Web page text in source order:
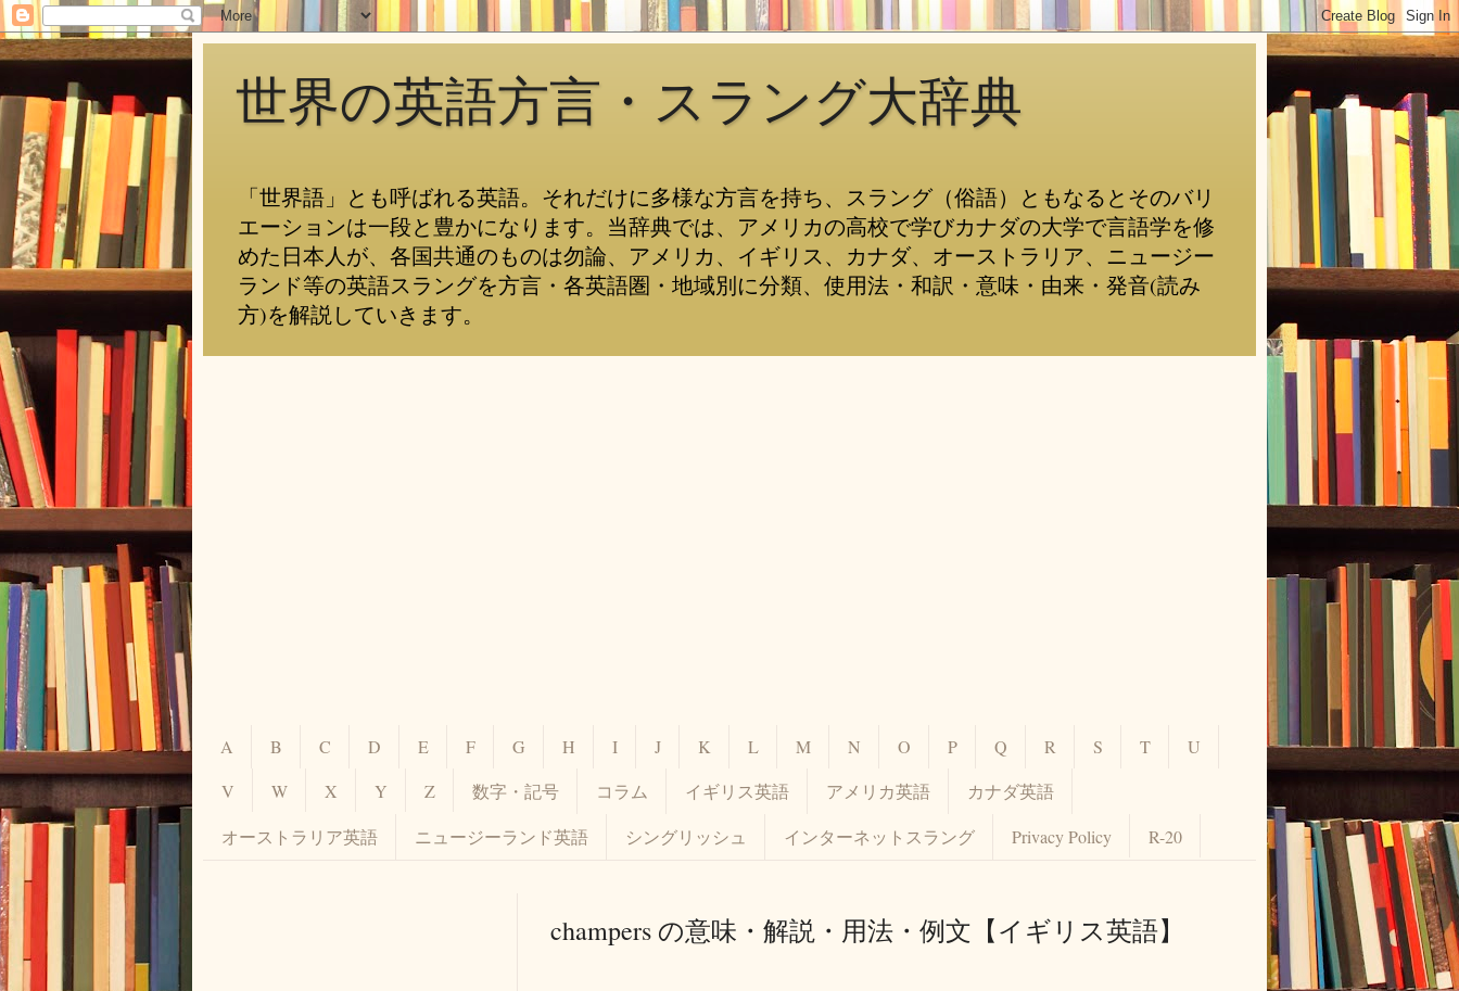
世界の英語方言・スラング大辞典
「世界語」とも呼ばれる英語。それだけに多様な方言を持ち、スラング（俗語）ともなるとそのバリ
エーションは一段と豊かになります。当辞典では、アメリカの高校で学びカナダの大学で言語学を修
めた日本人が、各国共通のものは勿論、アメリカ、イギリス、カナダ、オーストラリア、ニュージー
ランド等の英語スラングを方言・各英語圏・地域別に分類、使用法・和訳・意味・由来・発音(読み
方)を解説していきます。
A B C D E F G H I J K L M N O P Q R S T
U
V
W X Y Z 数字・記号 コラム イギリス英語 アメリカ英語 カナダ英語
オーストラリア英語 ニュージーランド英語 シングリッシュ インターネットスラング Privacy Policy R-20
champers の意味・解説・用法・例文【イギリス英語】